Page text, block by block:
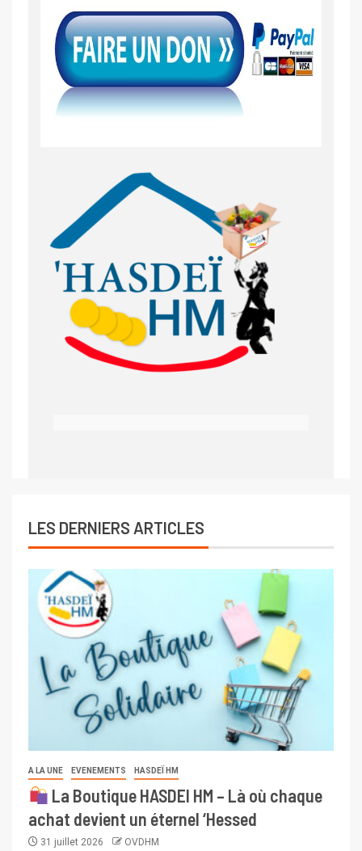
LES DERNIERS ARTICLES
A LA UNE EVENEMENTS HASDEÏ HM
La Boutique HASDEI HM – Là où chaque
achat devient un éternel ‘Hessed
31 juillet 2026 OVDHM